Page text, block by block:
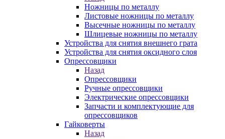
Ножницы по металлу
Листовые ножницы по металлу
Высечные ножницы по металлу
Шлицевые ножницы по металлу
Устройства для снятия внешнего грата
Устройства для снятия оксидного слоя
Опрессовщики
Назад
Опрессовщики
Ручные опрессовщики
Электрические опрессовщики
Запчасти и комплектующие для
опрессовщиков
Гайковерты
Назад